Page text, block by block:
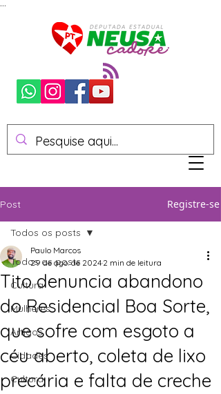
Post Registre-se
Todos os posts
Cultura
Mulheres
Artigos
Cidades
Cultura
Todos os posts
Tito denuncia abandono
do Residencial Boa Sorte,
que sofre com esgoto a
céu aberto, coleta de lixo
precária e falta de creche
Paulo Marcos
29 de ago. de 2024 2 min de leitura